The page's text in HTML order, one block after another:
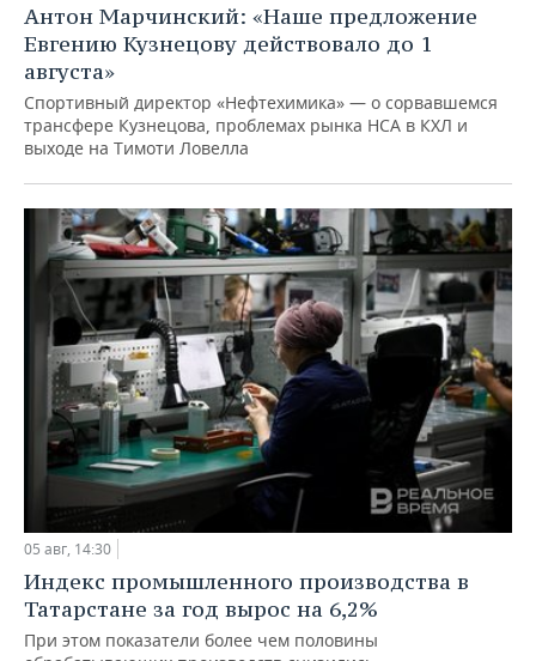
Антон Марчинский: «Наше предложение
Евгению Кузнецову действовало до 1
августа»
Спортивный директор «Нефтехимика» — о сорвавшемся
трансфере Кузнецова, проблемах рынка НСА в КХЛ и
выходе на Тимоти Ловелла
05 авг, 14:30
Индекс промышленного производства в
Татарстане за год вырос на 6,2%
При этом показатели более чем половины